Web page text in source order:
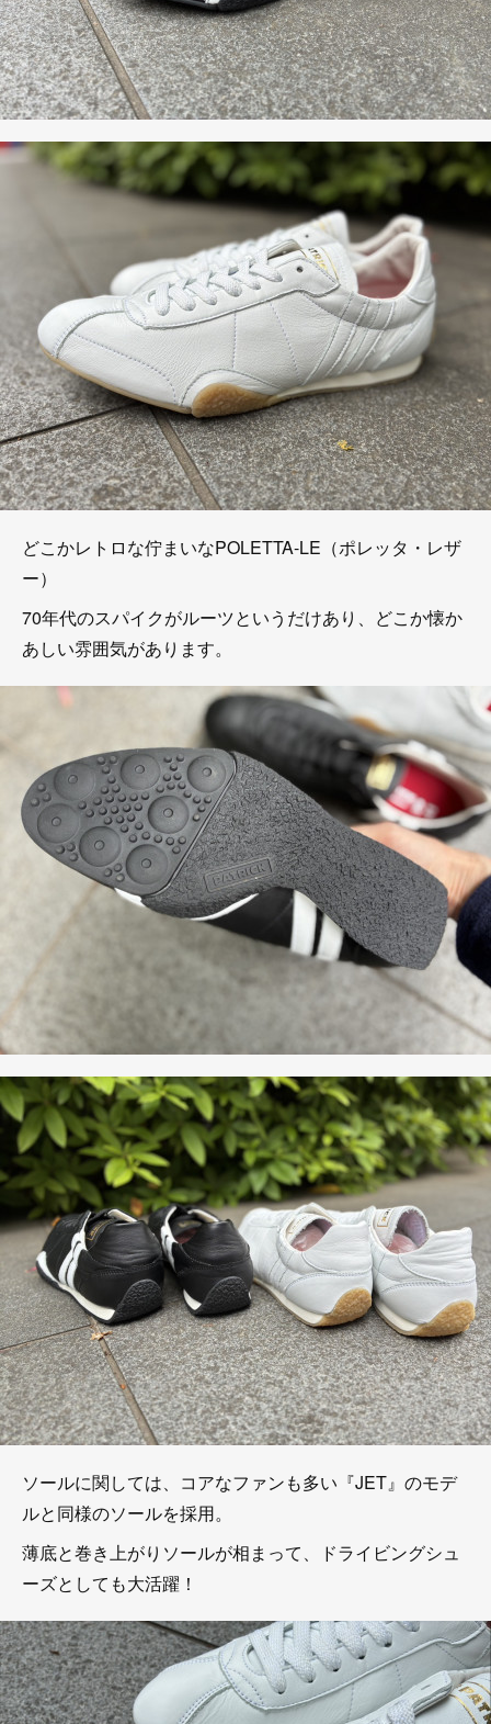
どこかレトロな佇まいなPOLETTA-LE（ポレッタ・レザ
ー）
70年代のスパイクがルーツというだけあり、どこか懐か
あしい雰囲気があります。
ソールに関しては、コアなファンも多い『JET』のモデ
ルと同様のソールを採用。
薄底と巻き上がりソールが相まって、ドライビングシュ
ーズとしても大活躍！